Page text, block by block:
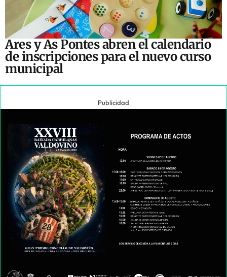
Ares y As Pontes abren el calendario
de inscripciones para el nuevo curso
municipal
Publicidad